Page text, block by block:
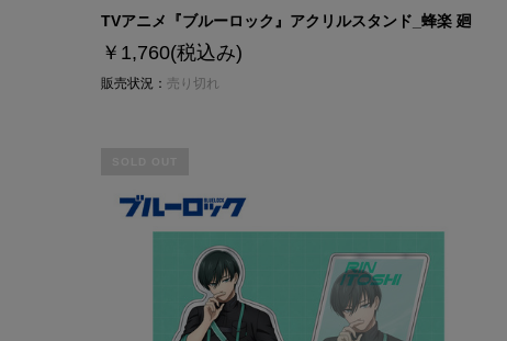
TVアニメ『ブルーロック』アクリルスタンド_蜂楽 廻
￥1,760(税込み)
販売状況： 売り切れ